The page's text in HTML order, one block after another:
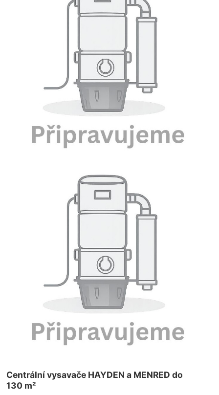
Centrální vysavače HAYDEN a MENRED do
130 m²